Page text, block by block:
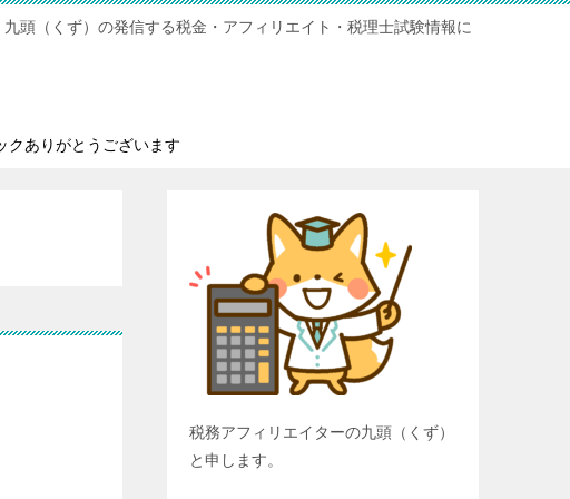
頭（くず）の発信する税金・アフィリエイト・税理士試験情報に
クありがとうございます
税務アフィリエイターの九頭（くず）
と申します。